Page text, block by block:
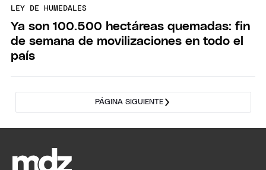
LEY DE HUMEDALES
Ya son 100.500 hectáreas quemadas: fin
de semana de movilizaciones en todo el
país
PÁGINA SIGUIENTE